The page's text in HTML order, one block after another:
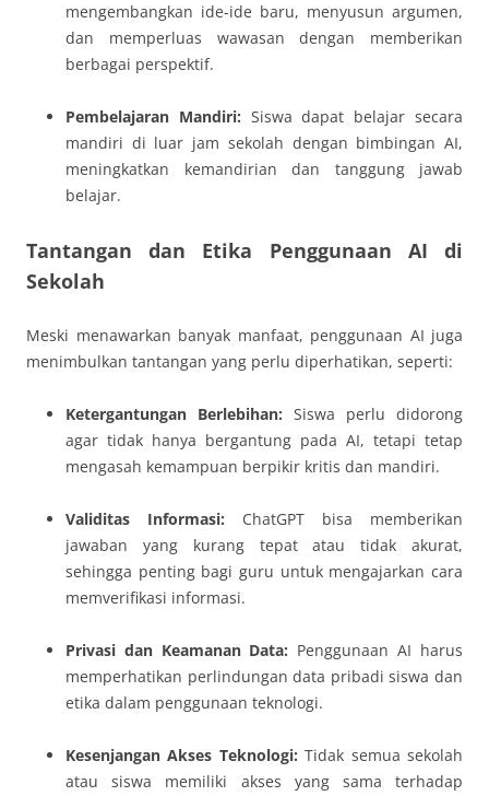
mengembangkan ide-ide baru, menyusun argumen,
dan memperluas wawasan dengan memberikan
berbagai perspektif.
Pembelajaran Mandiri: Siswa dapat belajar secara
mandiri di luar jam sekolah dengan bimbingan AI,
meningkatkan kemandirian dan tanggung jawab
belajar.
Tantangan dan Etika Penggunaan AI di
Sekolah
Meski menawarkan banyak manfaat, penggunaan AI juga
menimbulkan tantangan yang perlu diperhatikan, seperti:
Ketergantungan Berlebihan: Siswa perlu didorong
agar tidak hanya bergantung pada AI, tetapi tetap
mengasah kemampuan berpikir kritis dan mandiri.
Validitas Informasi: ChatGPT bisa memberikan
jawaban yang kurang tepat atau tidak akurat,
sehingga penting bagi guru untuk mengajarkan cara
memverifikasi informasi.
Privasi dan Keamanan Data: Penggunaan AI harus
memperhatikan perlindungan data pribadi siswa dan
etika dalam penggunaan teknologi.
Kesenjangan Akses Teknologi: Tidak semua sekolah
atau siswa memiliki akses yang sama terhadap